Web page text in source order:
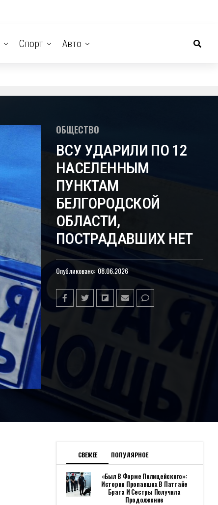
Спорт Авто
ОБЩЕСТВО
ВСУ УДАРИЛИ ПО 12
НАСЕЛЕННЫМ
ПУНКТАМ
БЕЛГОРОДСКОЙ
ОБЛАСТИ,
ПОСТРАДАВШИХ НЕТ
Опубликовано: 08.06.2026
СВЕЖЕЕ ПОПУЛЯРНОЕ
«Был В Форме Полицейского»:
История Пропавших В Паттайе
Брата И Сестры Получила
Продолжение